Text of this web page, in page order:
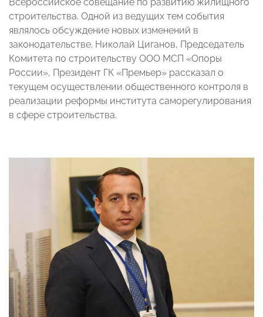
строительства. Одной из ведущих тем события
являлось обсуждение новых изменений в
законодательстве. Николай Циганов, Председатель
Комитета по строительству ООО МСП «Опоры
России», Президент ГК «Премьер» рассказал о
текущем осуществлении общественного контроля в
реализации реформы института саморегулирования
в сфере строительства.